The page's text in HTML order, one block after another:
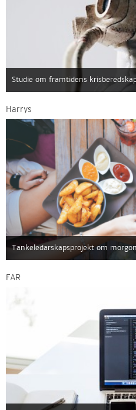
Studie om framtidens
Harrys
Tankeledarskapsprojekt om
FAR